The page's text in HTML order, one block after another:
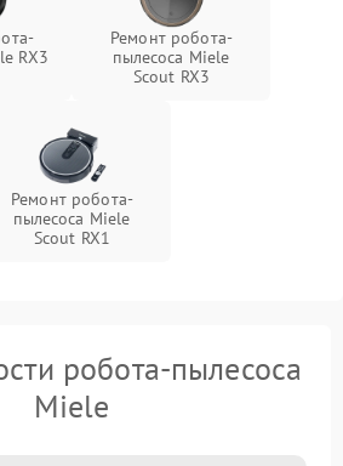
RX3
Ремонт робота-
пылесоса Miele
Scout RX3
Ремонт робота-
пылесоса Miele
Scout RX1
робота-пылесоса
Miele